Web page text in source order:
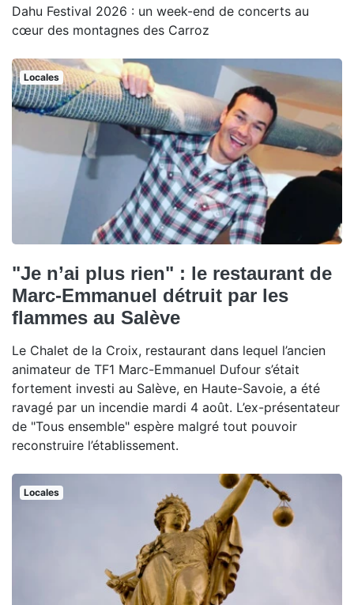
Dahu Festival 2026 : un week-end de concerts au
cœur des montagnes des Carroz
Locales
"Je n’ai plus rien" : le restaurant de
Marc-Emmanuel détruit par les
flammes au Salève
Le Chalet de la Croix, restaurant dans lequel l’ancien
animateur de TF1 Marc-Emmanuel Dufour s’était
fortement investi au Salève, en Haute-Savoie, a été
ravagé par un incendie mardi 4 août. L’ex-présentateur
de "Tous ensemble" espère malgré tout pouvoir
reconstruire l’établissement.
Locales